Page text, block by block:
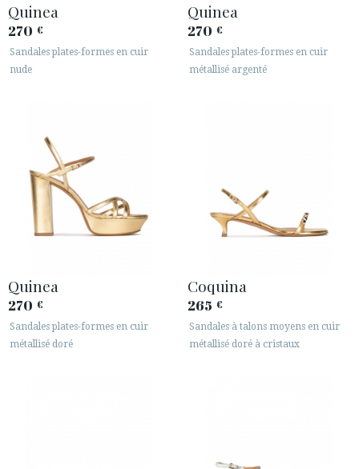
Quinea
270 €
Sandales plates-formes en cuir
nude
Quinea
270 €
Sandales plates-formes en cuir
métallisé argenté
Quinea
270 €
Sandales plates-formes en cuir
métallisé doré
Coquina
265 €
Sandales à talons moyens en cuir
métallisé doré à cristaux